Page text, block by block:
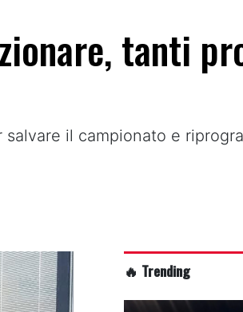
tanti
il campionato e
🔥 Trending